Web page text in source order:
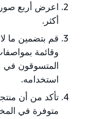
اعرض أربع صور
أكثر.
قم بتضمين ما
وقائمة
المتسوقون في
استخدامه.
متوفرة في